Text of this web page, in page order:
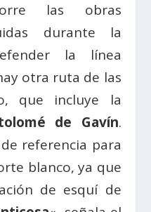
las obras
durante la
la línea
otra ruta de las
que incluye la
de Gavín.
referencia para
blanco, ya que
de esquí de